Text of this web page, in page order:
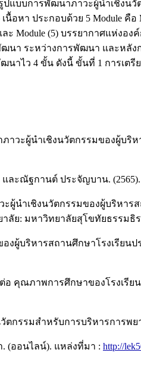
ปแบบการพัฒนาภาวะผู้นำเชิง
อหา ประกอบด้วย 5 Module คื
ะ Module (5) บรรยากาศแห่ง
นา ระหว่างการพัฒนา และหลั
นาไว 4 ขั้น ดังนี้ ขั้นที่ 1 การเ
าวะผู้นำเชิงนวัตกรรมของผู้บ
ณัฐกานต์ ประจัญบาน. (2565).
วะผู้นำเชิงนวัตกรรมของผู้บริห
ย: มหาวิทยาลัยสุโขทัยธรรมธิ
องผู้บริหารสถานศึกษาโรงเรี
อ คุณภาพการศึกษาของโรงเ
ตกรรมสำหรับการบริหารการพ
. (ออนไลน์). แหล่งที่มา : http://